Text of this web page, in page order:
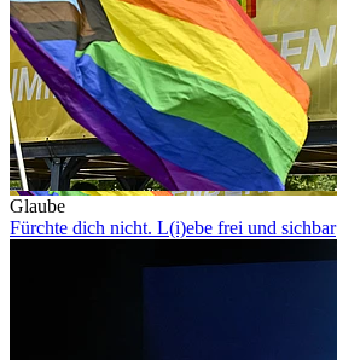
Glaube
Fürchte dich nicht. L(i)ebe frei und sichbar